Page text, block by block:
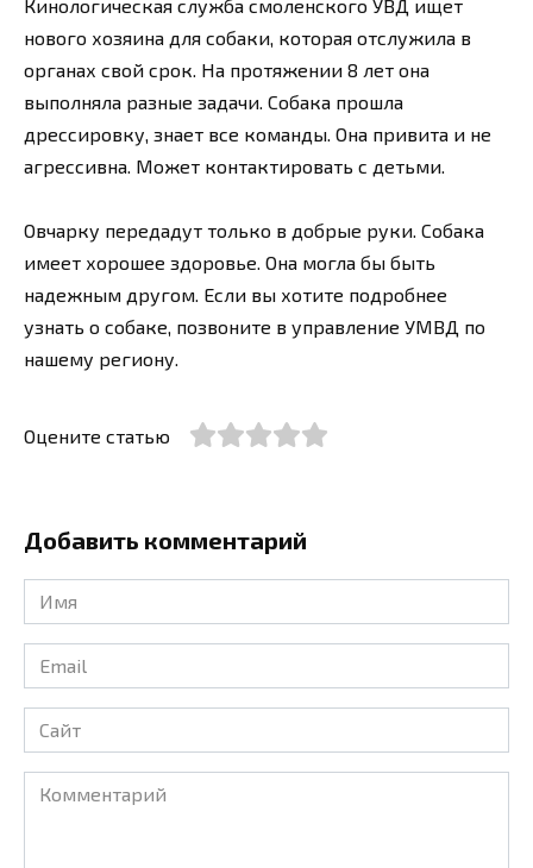
Кинологическая служба смоленского УВД ищет
нового хозяина для собаки, которая отслужила в
органах свой срок. На протяжении 8 лет она
выполняла разные задачи. Собака прошла
дрессировку, знает все команды. Она привита и не
агрессивна. Может контактировать с детьми.
Овчарку передадут только в добрые руки. Собака
имеет хорошее здоровье. Она могла бы быть
надежным другом. Если вы хотите подробнее
узнать о собаке, позвоните в управление УМВД по
нашему региону.
Оцените статью
Добавить комментарий
Имя
*
Email
*
Сайт
Комментарий